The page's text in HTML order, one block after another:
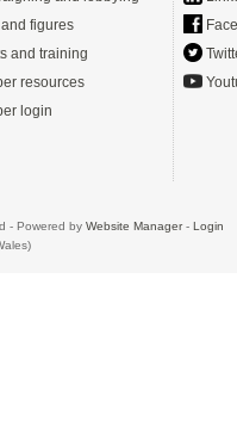
and figures
and training
resources
login
- Powered by Website Manager- Login